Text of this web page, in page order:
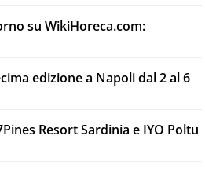
su WikiHoreca.com:
edizione a Napoli dal 2 al 6
Resort Sardinia e IYO Poltu